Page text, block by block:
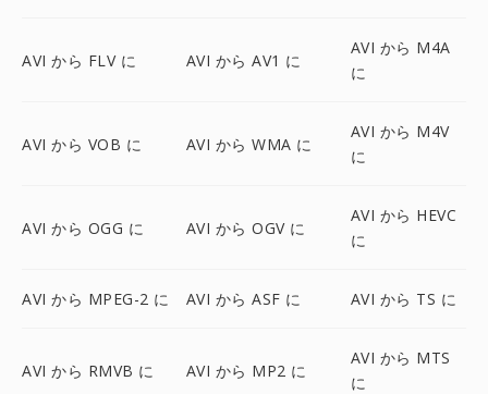
AVI から FLV に AVI から AV1 に
AVI から M4A
に
AVI から VOB に AVI から WMA に
AVI から M4V
に
AVI から OGG に AVI から OGV に
AVI から HEVC
に
AVI から MPEG-2 に AVI から ASF に AVI から TS に
AVI から RMVB に AVI から MP2 に
AVI から MTS
に